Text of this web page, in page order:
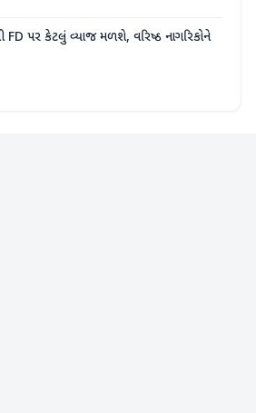
FD પર કેટલું વ્યાજ મળશે, વરિષ્ઠ નાગરિકોને